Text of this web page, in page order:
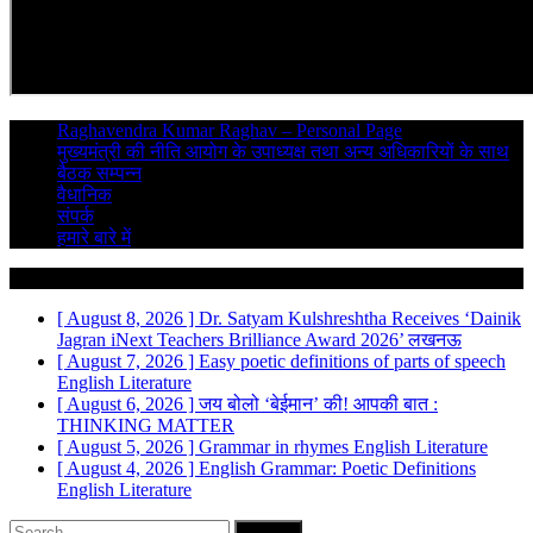
Raghavendra Kumar Raghav – Personal Page
मुख्यमंत्री की नीति आयोग के उपाध्यक्ष तथा अन्य अधिकारियों के साथ
बैठक सम्पन्न
वैधानिक
संपर्क
हमारे बारे में
[ August 8, 2026 ] Dr. Satyam Kulshreshtha Receives ‘Dainik
Jagran iNext Teachers Brilliance Award 2026’लखनऊ
[ August 7, 2026 ] Easy poetic definitions of parts of speech
English Literature
[ August 6, 2026 ]जय बोलो ‘बेईमान’ की! आपकी बात :
THINKING MATTER
[ August 5, 2026 ] Grammar in rhymes English Literature
[ August 4, 2026 ] English Grammar: Poetic Definitions
English Literature